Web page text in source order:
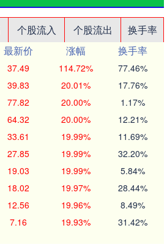
个股流入 个股流出
换手率
最新价 涨幅
换手率
37.49 114.72% 77.46%
39.83 20.01% 17.76%
77.82 20.00% 1.17%
64.32 20.00% 12.21%
33.61 19.99% 11.69%
27.85 19.99% 32.20%
19.03 19.99% 5.84%
18.02 19.97% 28.44%
12.56 19.96% 8.49%
7.16 19.93% 31.42%